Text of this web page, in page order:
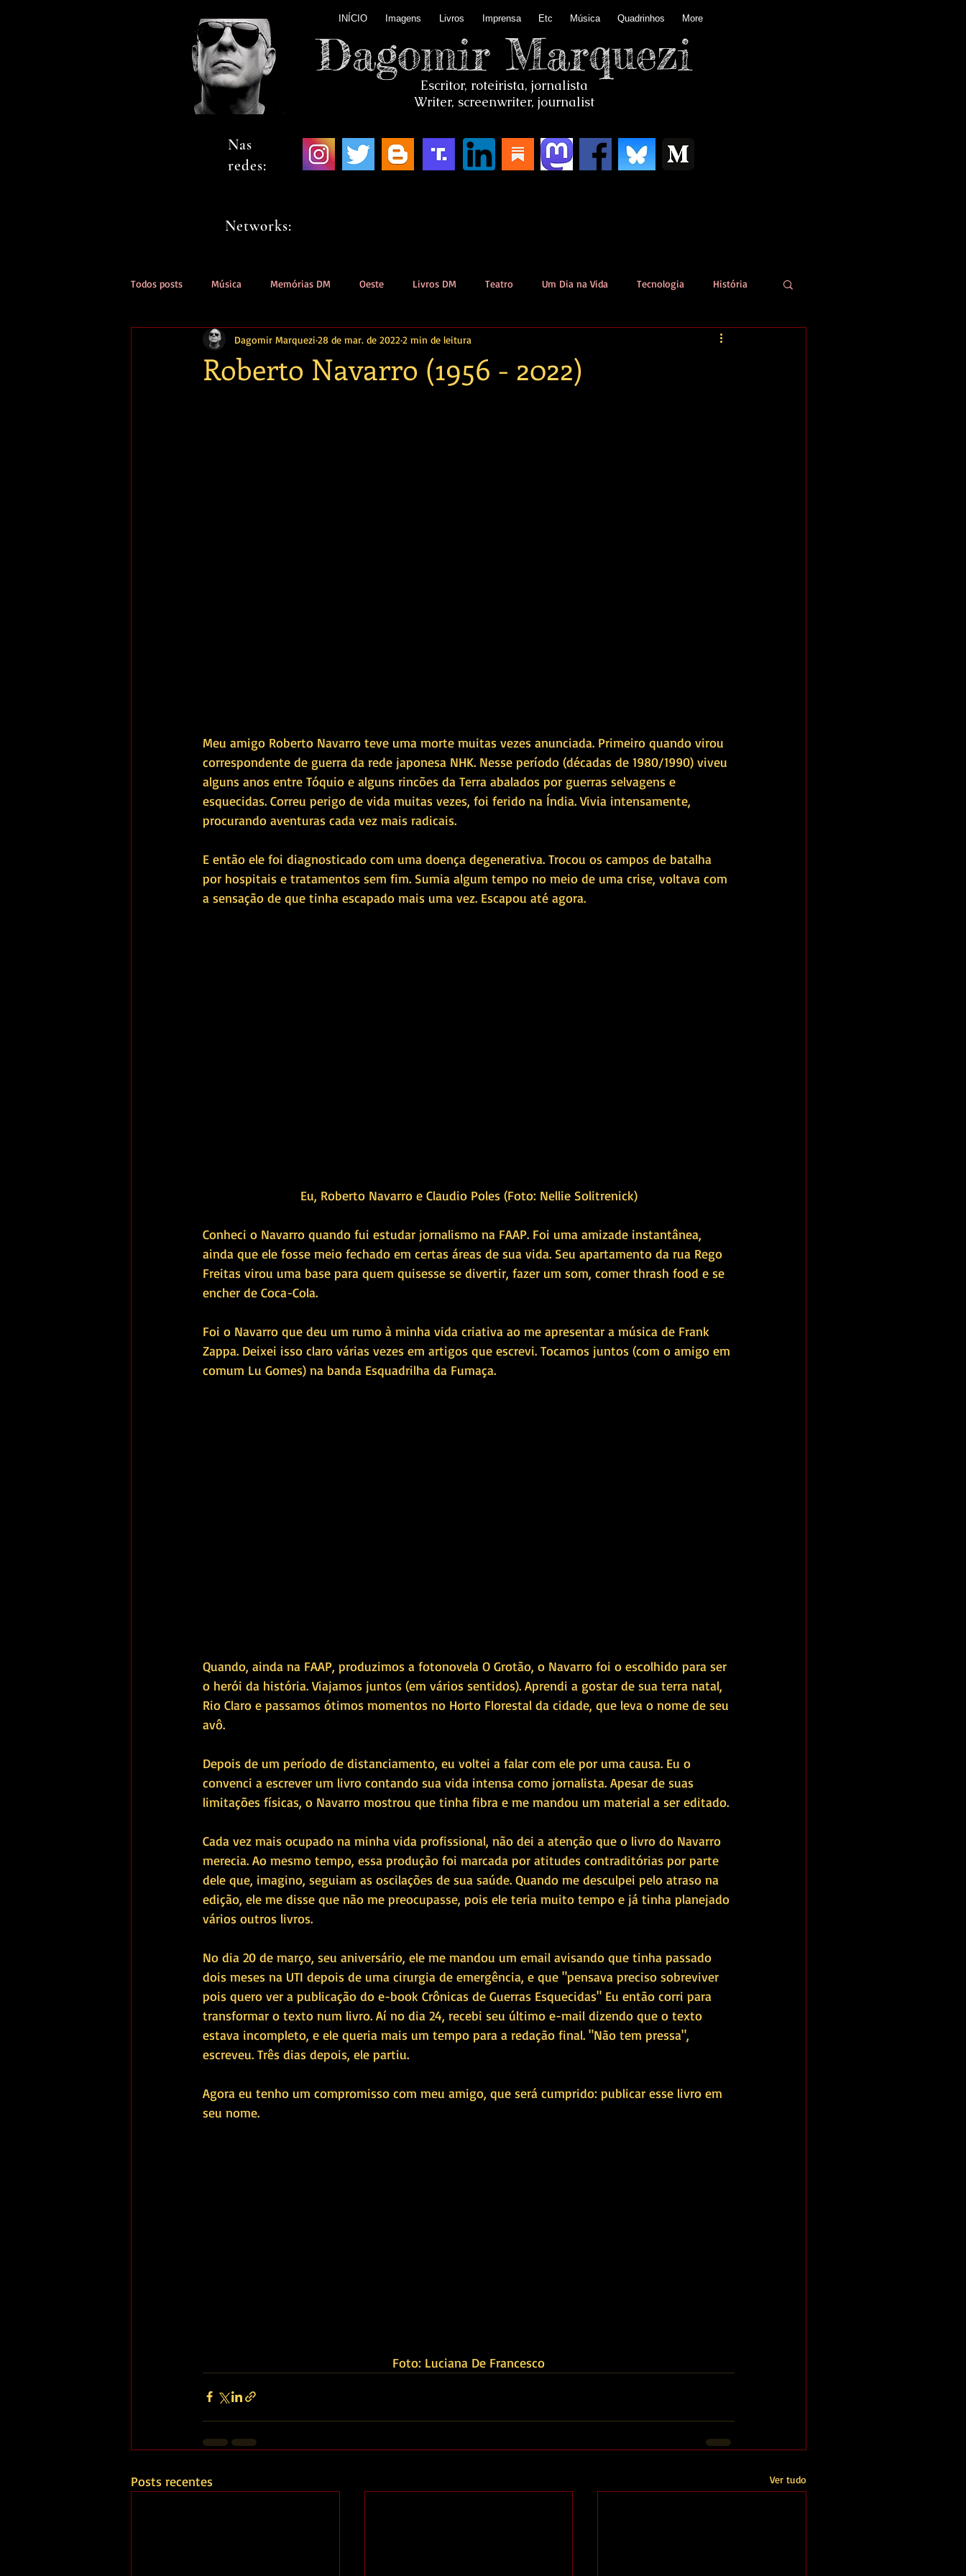
INÍCIO Imagens Livros Imprensa Etc Música Quadrinhos More
Dagomir Marquezi
Escritor, roteirista, jornalista
Writer, screenwriter, journalist
Nas
redes:
Networks:
Todos posts Música Memórias DM Oeste Livros DM Teatro Um Dia na Vida Tecnologia História
Roberto Navarro (1956 - 2022)
Dagomir Marquezi 28 de mar. de 2022 2 min de leitura
Meu amigo Roberto Navarro teve uma morte muitas vezes anunciada. Primeiro quando virou
correspondente de guerra da rede japonesa NHK. Nesse período (décadas de 1980/1990) viveu
alguns anos entre Tóquio e alguns rincões da Terra abalados por guerras selvagens e
esquecidas. Correu perigo de vida muitas vezes, foi ferido na Índia. Vivia intensamente,
procurando aventuras cada vez mais radicais.
E então ele foi diagnosticado com uma doença degenerativa. Trocou os campos de batalha
por hospitais e tratamentos sem fim. Sumia algum tempo no meio de uma crise, voltava com
a sensação de que tinha escapado mais uma vez. Escapou até agora.
Eu, Roberto Navarro e Claudio Poles (Foto: Nellie Solitrenick)
Conheci o Navarro quando fui estudar jornalismo na FAAP. Foi uma amizade instantânea,
ainda que ele fosse meio fechado em certas áreas de sua vida. Seu apartamento da rua Rego
Freitas virou uma base para quem quisesse se divertir, fazer um som, comer thrash food e se
encher de Coca-Cola.
Foi o Navarro que deu um rumo à minha vida criativa ao me apresentar a música de Frank
Zappa. Deixei isso claro várias vezes em artigos que escrevi. Tocamos juntos (com o amigo em
comum Lu Gomes) na banda Esquadrilha da Fumaça.
Quando, ainda na FAAP, produzimos a fotonovela O Grotão, o Navarro foi o escolhido para ser
o herói da história. Viajamos juntos (em vários sentidos). Aprendi a gostar de sua terra natal,
Rio Claro e passamos ótimos momentos no Horto Florestal da cidade, que leva o nome de seu
avô.
Depois de um período de distanciamento, eu voltei a falar com ele por uma causa. Eu o
convenci a escrever um livro contando sua vida intensa como jornalista. Apesar de suas
limitações físicas, o Navarro mostrou que tinha fibra e me mandou um material a ser editado.
Cada vez mais ocupado na minha vida profissional, não dei a atenção que o livro do Navarro
merecia. Ao mesmo tempo, essa produção foi marcada por atitudes contraditórias por parte
dele que, imagino, seguiam as oscilações de sua saúde. Quando me desculpei pelo atraso na
edição, ele me disse que não me preocupasse, pois ele teria muito tempo e já tinha planejado
vários outros livros.
No dia 20 de março, seu aniversário, ele me mandou um email avisando que tinha passado
dois meses na UTI depois de uma cirurgia de emergência, e que "pensava preciso sobreviver
pois quero ver a publicação do e-book Crônicas de Guerras Esquecidas" Eu então corri para
transformar o texto num livro. Aí no dia 24, recebi seu último e-mail dizendo que o texto
estava incompleto, e ele queria mais um tempo para a redação final. "Não tem pressa",
escreveu. Três dias depois, ele partiu.
Agora eu tenho um compromisso com meu amigo, que será cumprido: publicar esse livro em
seu nome.
Foto: Luciana De Francesco
Posts recentes Ver tudo